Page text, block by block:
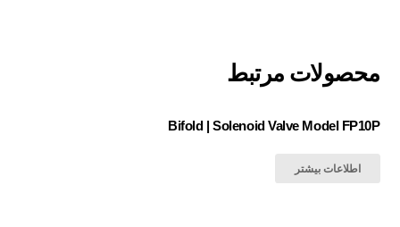
محصولات مرتبط
Bifold | Solenoid Valve Model FP10P
اطلاعات بیشتر